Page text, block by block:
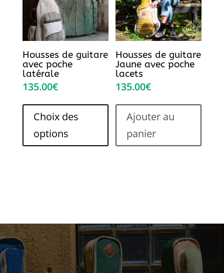
choisies
sur
la
page
du
produit
sur
la
page
Housses de guitare
avec poche
latérale
135.00€
Choix des
options
produit
plusieurs
sur
la
page
du
Housses de guitare
Jaune avec poche
lacets
135.00€
Ajouter au
panier